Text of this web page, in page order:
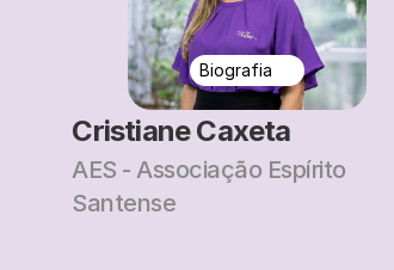
Biografia
Cristiane Caxeta
AES - Associação Espírito
Santense